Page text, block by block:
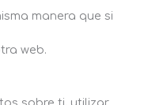
manera que si
web.
sobre ti, utilizar